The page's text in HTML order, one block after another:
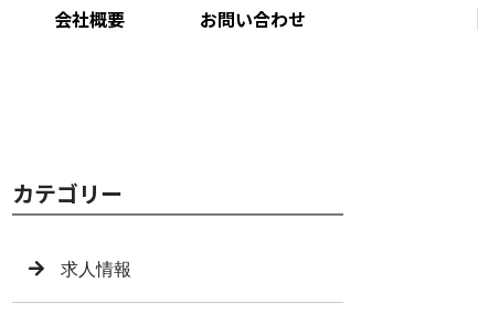
会社概要 お問い合わせ
カテゴリー
求人情報